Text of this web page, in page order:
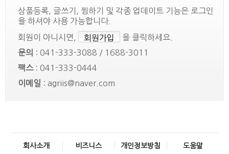
상품등록, 글쓰기, 찜하기 및 각종 업데이트 기능은 로그인
을 하셔야 사용 가능합니다.
회원이 아니시면,
회원가입
을 클릭하세요.
문의 : 041-333-3088 / 1688-3011
팩스 : 041-333-0444
이메일 : agriis@naver.com
회사소개 비즈니스 개인정보방침 도움말